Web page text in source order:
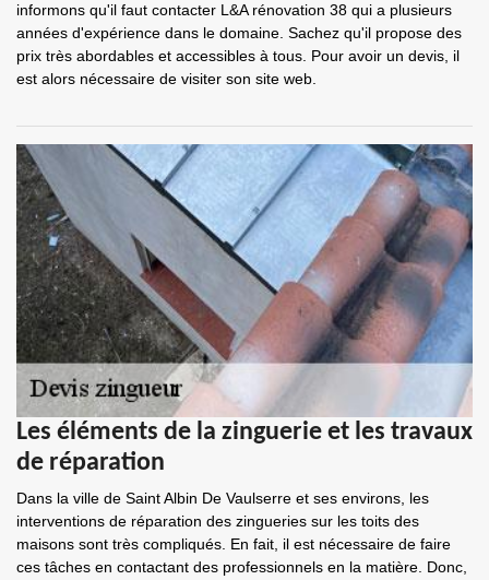
informons qu'il faut contacter L&A rénovation 38 qui a plusieurs
années d'expérience dans le domaine. Sachez qu'il propose des
prix très abordables et accessibles à tous. Pour avoir un devis, il
est alors nécessaire de visiter son site web.
Les éléments de la zinguerie et les travaux
de réparation
Dans la ville de Saint Albin De Vaulserre et ses environs, les
interventions de réparation des zingueries sur les toits des
maisons sont très compliqués. En fait, il est nécessaire de faire
ces tâches en contactant des professionnels en la matière. Donc,